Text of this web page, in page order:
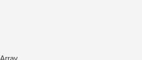
Array